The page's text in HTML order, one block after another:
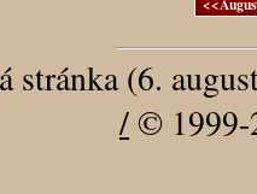
stránka (6.
/©